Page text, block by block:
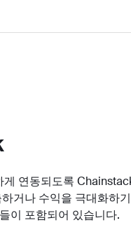
연동되도록
거나 수익을 극대화하
이 포함되어 있습니다.